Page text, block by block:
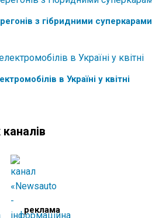
з гібридними суперкарами
в Україні у квітні
реклама